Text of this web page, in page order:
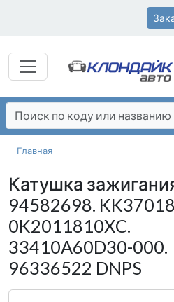
Главная
Катушка
94582698.
0K2011810XC.
33410A60D30-000.
96336522 DNPS